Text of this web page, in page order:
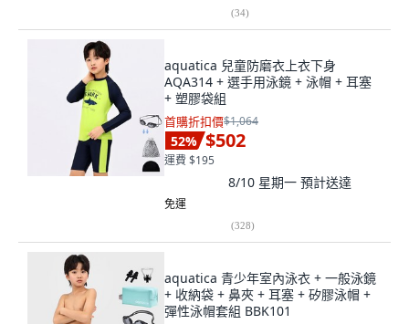
(34)
aquatica 兒童防磨衣上衣下身
AQA314 + 選手用泳鏡 + 泳帽 + 耳塞
+ 塑膠袋組
首購折扣價$1,064
52% $502
運費 $195
8/10 星期一 預計送達
免運
(328)
aquatica 青少年室內泳衣 + 一般泳鏡
+ 收納袋 + 鼻夾 + 耳塞 + 矽膠泳帽 +
彈性泳帽套組 BBK101